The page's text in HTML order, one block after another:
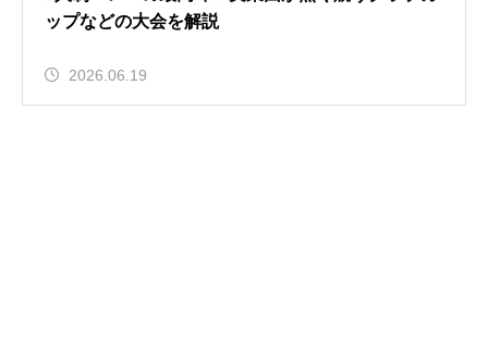
ップなどの大会を解説
2026.06.19